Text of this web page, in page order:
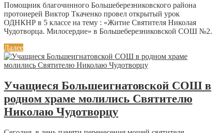
Помощник благочинного Большеберезниковского района
протоиерей Виктор Ткаченко провел открытый урок
ОДНКНР в 5 классе на тему : «Житие Святителя Николая
Чудотворца. Милосердие» в Большеберезниковской СОШ №2.
Далее
Учащиеся Большеигнатовской СОШ в
родном храме молились Святителю
Николаю Чудотворцу